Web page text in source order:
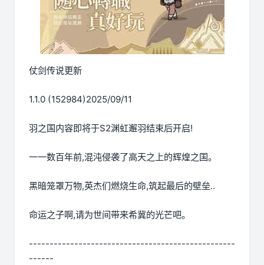
仗剑传说更新
1.1.0 (152984)2025/09/11
羽之国内容即将于S2渊虹邂羽结束后开启!
一一数百年前,混沌侵袭了高天之上的辉煌之国。
黑暗笼罩万物,英杰们燃烧生命,筑起最后的壁垒..
命运之子啊,请为世间带来希冀的光芒吧。
--------------------------------------------------
------